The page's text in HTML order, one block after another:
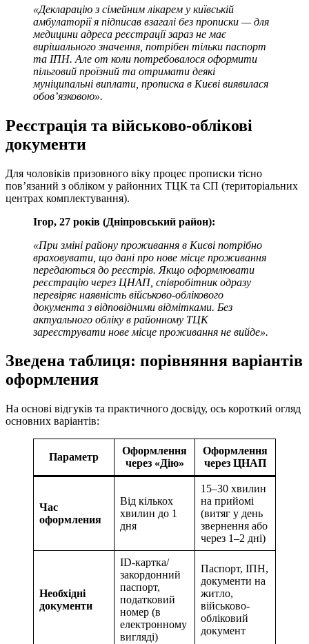
«Декларацію з сімейним лікарем у київській
амбулаторії я підписав взагалі без прописки — для
медицини адреса реєстрації зараз не має
вирішального значення, потрібен тільки паспорт
та ІПН. Але от коли потребовалося оформити
пільговий проїзний та отримати деякі
муніципальні виплати, прописка в Києві виявилася
обов’язковою».
Реєстрація та військово-облікові
документи
Для чоловіків призовного віку процес прописки тісно
пов’язаний з обліком у районних ТЦК та СП (територіальних
центрах комплектування).
Ігор, 27 років (Дніпровський район):
«При зміні району проживання в Києві потрібно
враховувати, що дані про нове місце проживання
передаються до реєстрів. Якщо оформлювати
реєстрацію через ЦНАП, співробітник одразу
перевіряє наявність військово-облікового
документа з відповідними відмітками. Без
актуального обліку в районному ТЦК
зареєструвати нове місце проживання не вийде».
Зведена таблиця: порівняння варіантів
оформления
На основі відгуків та практичного досвіду, ось короткий огляд
основних варіантів:
Параметр
Оформлення
через «Дію»
Оформлення
через ЦНАП
Час
оформления
Від кількох
хвилин до 1
дня
15–30 хвилин
на прийомі
(витяг у день
звернення або
через 1–2 дні)
Необхідні
документи
ID-картка/
закордонний
паспорт,
податковий
номер (в
електронному
вигляді)
Паспорт, ІПН,
документи на
житло,
військово-
обліковий
документ